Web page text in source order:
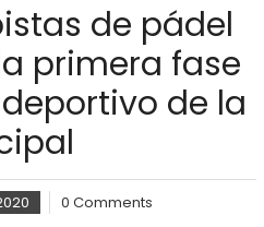
de pádel
primera fase
de la
0 Comments